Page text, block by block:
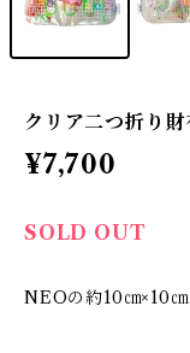
クリア二つ折り
¥7,700
SOLD OUT
NEOの約10㎝×10㎝